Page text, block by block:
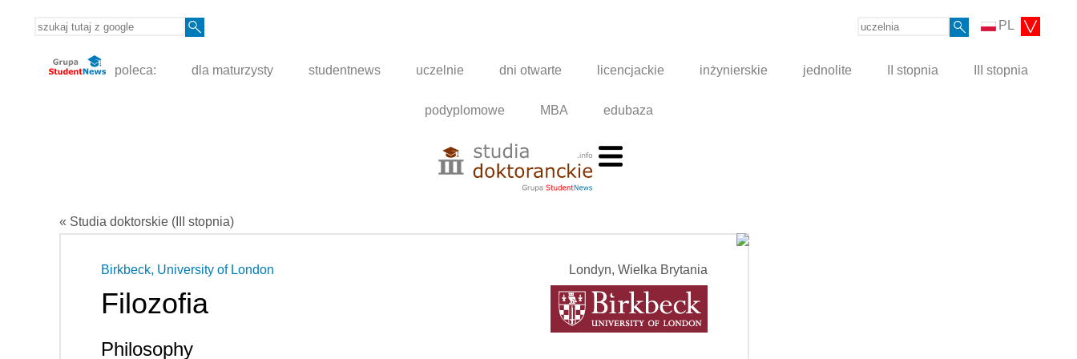
PL
poleca: dla maturzysty studentnews uczelnie dni otwarte licencjackie inżynierskie jednolite II stopnia III stopnia
podyplomowe MBA edubaza
« Studia doktorskie (III stopnia)
Londyn, Wielka Brytania
Birkbeck, University of London
Filozofia
Philosophy